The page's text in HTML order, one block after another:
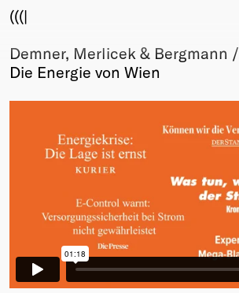
(((|
About
Club
Fair Work
Upcoming
Membership
Info
Demner, Merlicek & Bergmann
Die Energie von Wien